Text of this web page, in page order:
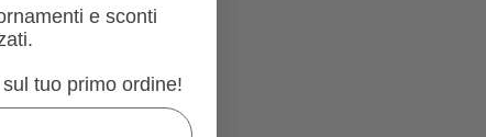
e sconti
tuo primo ordine!